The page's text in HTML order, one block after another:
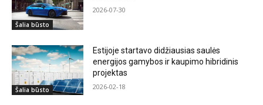
Šalia būsto
2026-07-30
Šalia būsto
Estijoje startavo didžiausias saulės
energijos gamybos ir kaupimo hibridinis
projektas
2026-02-18